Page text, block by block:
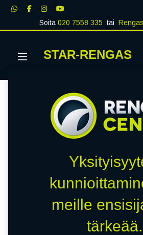
Soita020 7558 335 tai
STAR-RENGAS
meille
tärkeää.